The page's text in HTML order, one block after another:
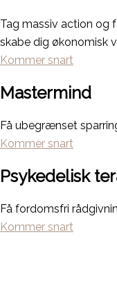
Tag massiv action og
skabe dig økonomisk
Kommer snart
Mastermind
Få ubegrænset
Kommer snart
Psykedelisk
Få fordomsfri
Kommer snart